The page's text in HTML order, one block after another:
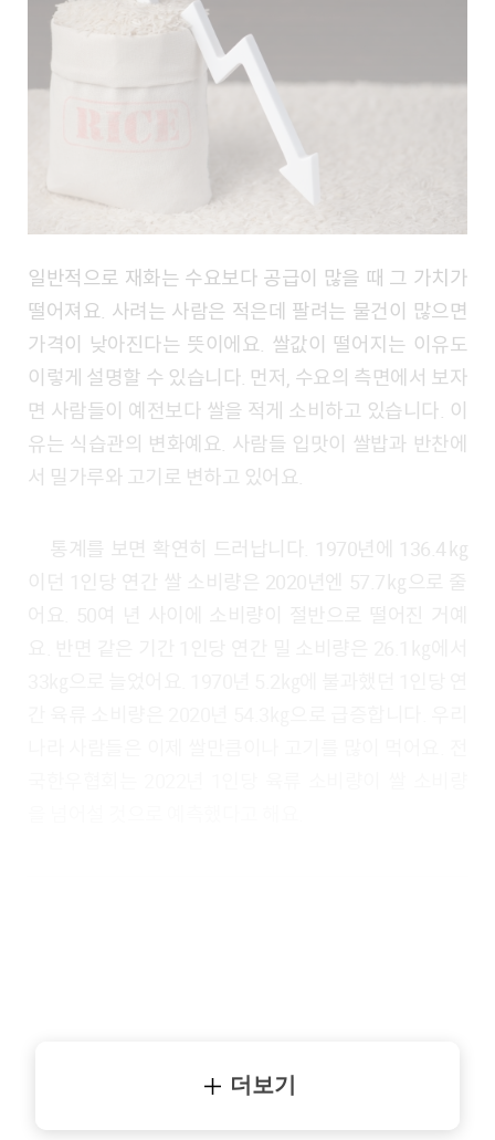
일반적으로 재화는 수요보다 공급이 많을 때 그 가치가
떨어져요. 사려는 사람은 적은데 팔려는 물건이 많으면
가격이 낮아진다는 뜻이에요. 쌀값이 떨어지는 이유도
이렇게 설명할 수 있습니다. 먼저, 수요의 측면에서 보자
면 사람들이 예전보다 쌀을 적게 소비하고 있습니다. 이
유는 식습관의 변화예요. 사람들 입맛이 쌀밥과 반찬에
서 밀가루와 고기로 변하고 있어요.
통계를 보면 확연히 드러납니다. 1970년에 136.4㎏
더보기